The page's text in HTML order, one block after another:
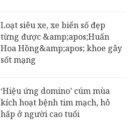
Loạt siêu xe, xe biển số đẹp
từng được &amp;apos;Huấn
Hoa Hồng&amp;apos; khoe gây
sốt mạng
‘Hiệu ứng domino’ cúm mùa
kích hoạt bệnh tim mạch, hô
hấp ở người cao tuổi